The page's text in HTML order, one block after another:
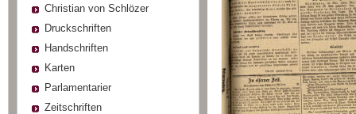
Christian von Schlözer
Druckschriften
Handschriften
Karten
Parlamentarier
Zeitschriften